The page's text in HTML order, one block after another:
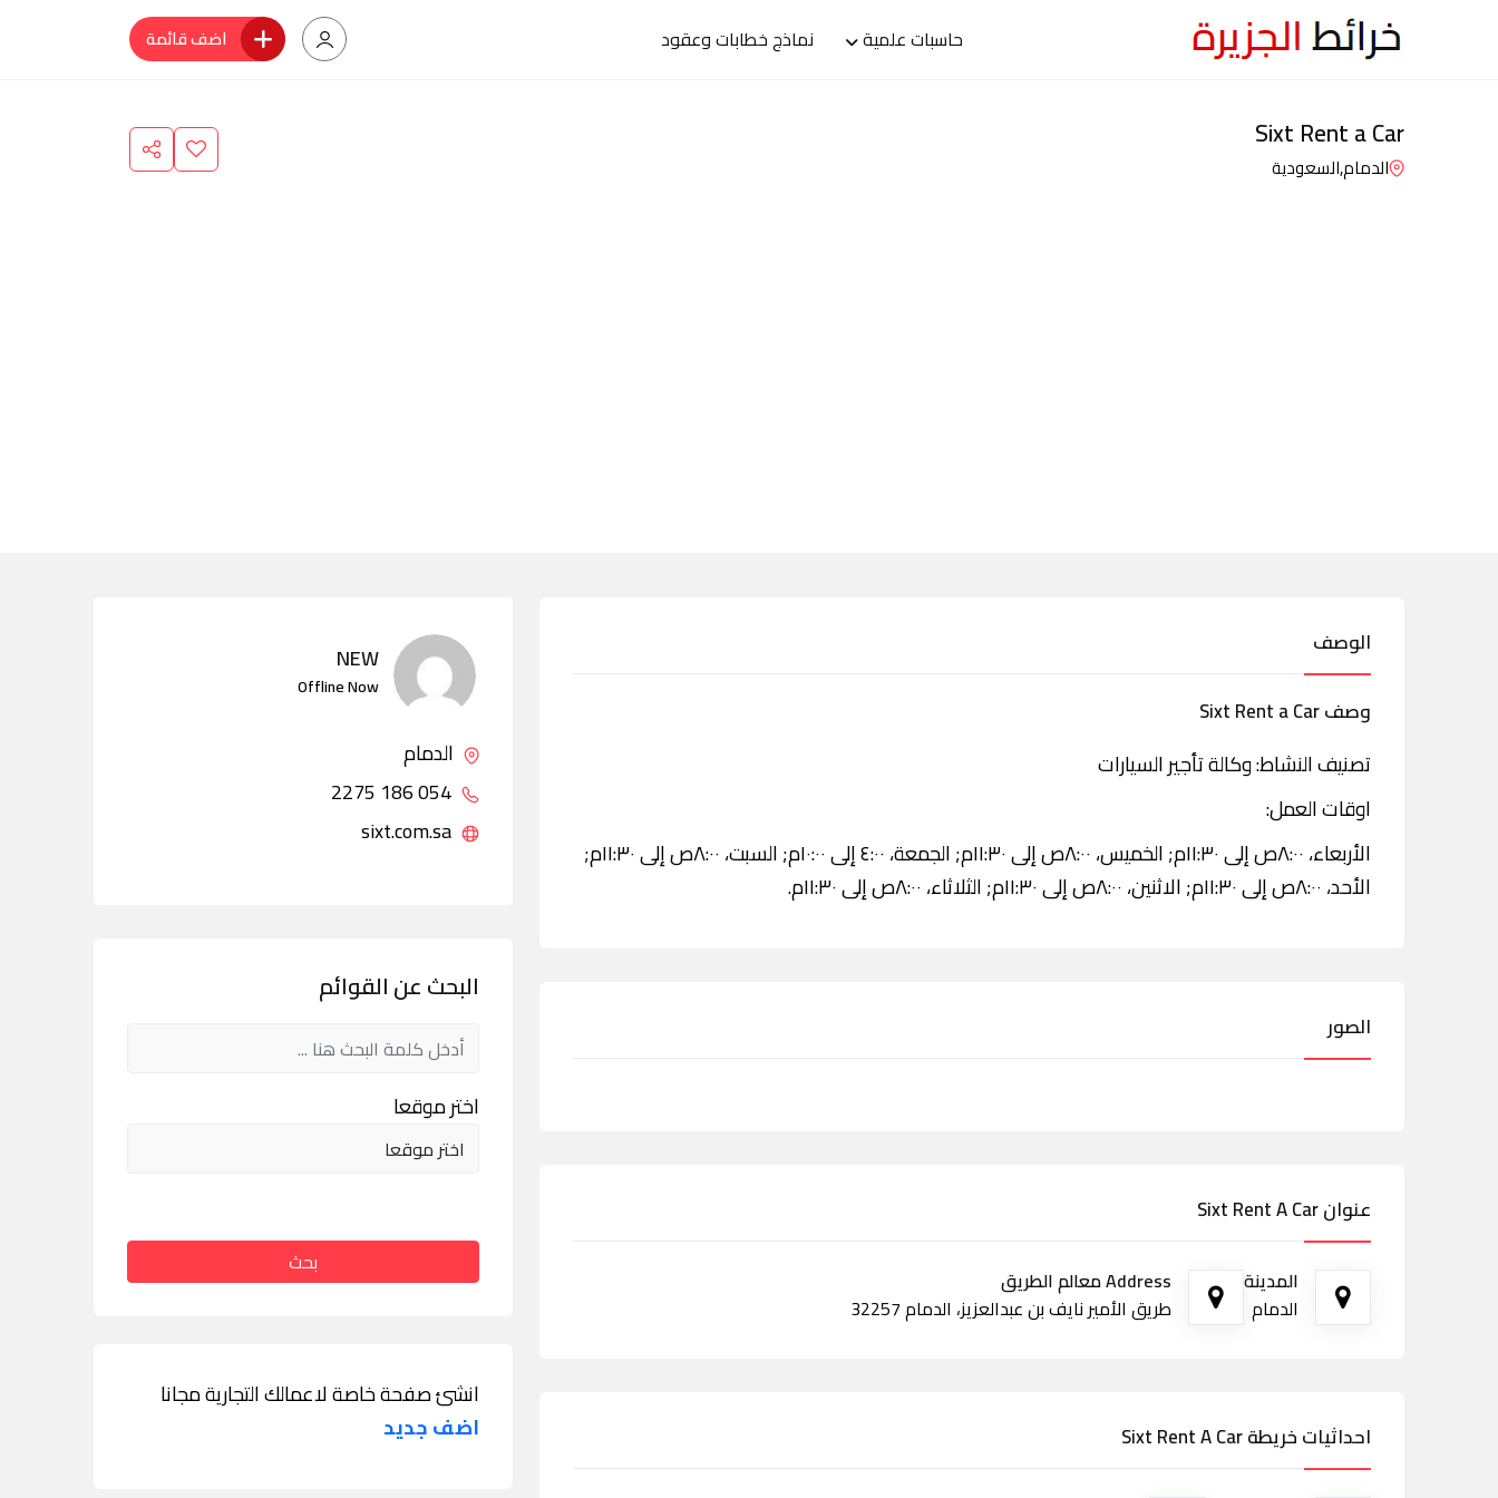
حاسبات علمية نماذج خطابات وعقود اضف قائمة
Sixt Rent a Car
الدمام,السعودية
الوصف
وصف Sixt Rent a Car
تصنيف النشاط: وكالة تأجير السيارات
اوقات العمل:
الأربعاء، ٨:٠٠ص إلى ١١:٣٠م; الخميس، ٨:٠٠ص إلى ١١:٣٠م; الجمعة، ٤:٠٠ إلى ١٠:٠٠م; السبت، ٨:٠٠ص إلى ١١:٣٠م;
الأحد، ٨:٠٠ص إلى ١١:٣٠م; الاثنين، ٨:٠٠ص إلى ١١:٣٠م; الثلاثاء، ٨:٠٠ص إلى ١١:٣٠م.
الصور
عنوان Sixt Rent A Car
المدينة
الدمام
Address معالم الطريق
طريق الأمير نايف بن عبدالعزيز، الدمام 32257
احداثيات خريطة Sixt Rent A Car
NEW
Offline Now
الدمام
البحث عن القوائم
اختر موقعا
بحث
انشئ صفحة خاصة لاعمالك التجارية مجانا
اضف جديد